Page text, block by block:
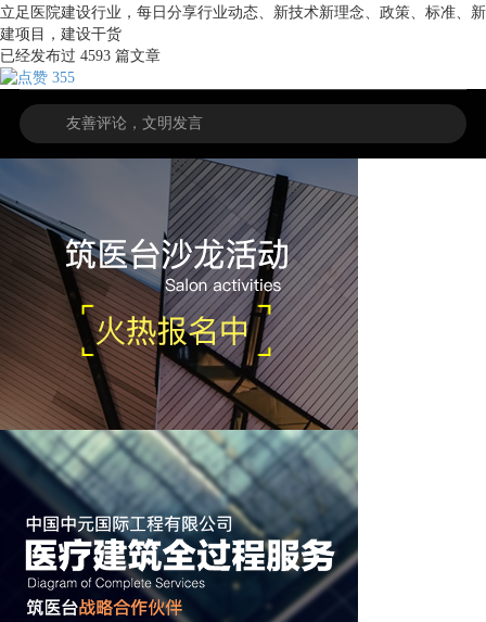
立足医院建设行业，每日分享行业动态、新技术新理念、政策、标准、新
建项目，建设干货
已经发布过 4593 篇文章
355